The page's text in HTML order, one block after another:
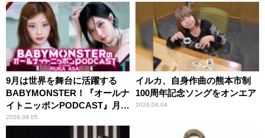
9月は世界を舞台に活躍する
BABYMONSTER！『オールナ
イトニッポンPODCAST』月替
わりパーソナリティ
2026.08.05
イルカ、自身作曲の熊本市制
100周年記念ソングをオンエア
2026.08.04